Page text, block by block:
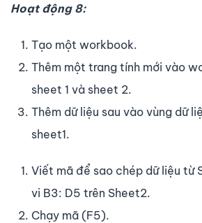
Hoạt động 8:
Tạo một workbook.
Thêm một trang tính mới vào
sheet 1 và sheet 2.
Thêm dữ liệu sau vào vùng dữ
sheet1.
Viết mã để sao chép dữ liệu từ
vi B3: D5 trên Sheet2.
Chạy mã (F5).